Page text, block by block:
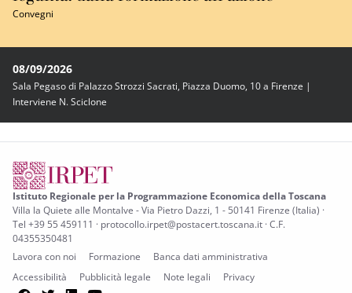
Convegni
08/09/2026
Sala Pegaso di Palazzo Strozzi Sacrati, Piazza Duomo, 10 a Firenze |
Interviene N. Sciclone
Istituto Regionale per la Programmazione Economica della Toscana
Villa la Quiete alle Montalve - Via Pietro Dazzi, 1 - 50141 Firenze (Italia) ·
Tel +39 55 459111 · protocollo.irpet@postacert.toscana.it · C.F.
04355350481
Lavora con noi
Formazione
Banca dati amministrativa
Accessibilità
Pubblicità legale Note legali Privacy